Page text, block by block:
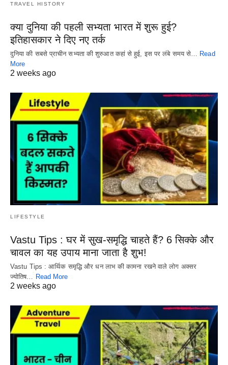
TRAVEL HISTORY
क्या दुनिया की पहली सभ्यता भारत में शुरू हुई?
इतिहासकार ने दिए नए तर्क
दुनिया की सबसे प्राचीन सभ्यता की शुरुआत कहां से हुई, इस पर लंबे समय से… Read
More
2 weeks ago
LIFESTYLE
Vastu Tips : घर में सुख-समृद्धि चाहते हैं? 6 सिक्के और
चावल का यह उपाय माना जाता है शुभ!
Vastu Tips : आर्थिक समृद्धि और धन लाभ की कामना रखने वाले लोग अक्सर
ज्योतिष… Read More
2 weeks ago